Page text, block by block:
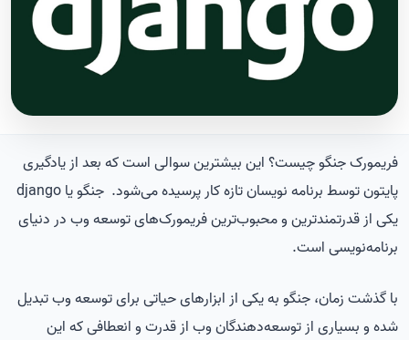
فریمورک جنگو چیست؟ این بیشترین سوالی است که بعد از یادگیری
پایتون توسط برنامه نویسان تازه کار پرسیده می‌شود. جنگو یا django
یکی از قدرتمندترین و محبوب‌ترین فریمورک‌های توسعه وب در دنیای
برنامه‌نویسی است.
با گذشت زمان، جنگو به یکی از ابزارهای حیاتی برای توسعه وب تبدیل
شده و بسیاری از توسعه‌دهندگان وب از قدرت و انعطافی که این